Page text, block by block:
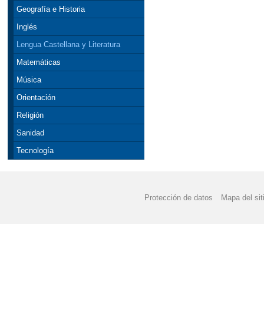
Geografía e Historia
Inglés
Lengua Castellana y Literatura
Matemáticas
Música
Orientación
Religión
Sanidad
Tecnología
Protección de datos Mapa del